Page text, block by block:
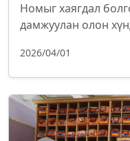
Номыг хаягдал
дамжуулан олон
2026/04/01